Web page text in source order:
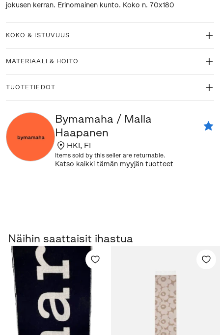
jokusen kerran. Erinomainen kunto. Koko n. 70x180
KOKO & ISTUVUUS
MATERIAALI & HOITO
TUOTETIEDOT
Bymamaha / Malla
Haapanen
HKI, FI
Items sold by this seller are returnable.
Katso kaikki tämän myyjän tuotteet
Näihin saattaisit ihastua